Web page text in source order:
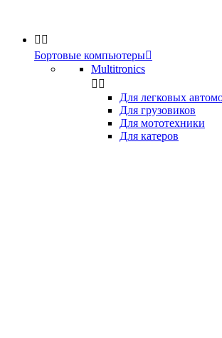
 
Бортовые компьютеры
Multitronics
 
Для легковых
Для грузовиков
Для мототехники
Для катеров